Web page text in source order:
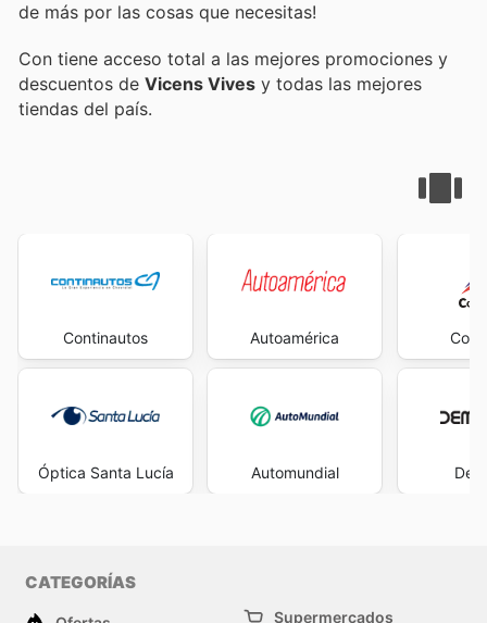
de más por las cosas que necesitas!
Con tiene acceso total a las mejores promociones y
descuentos de Vicens Vives y todas las mejores
tiendas del país.
Continautos
Óptica Santa Lucía
Autoamérica
Automundial
CATEGORÍAS
Supermercados